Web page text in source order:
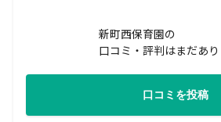
新町西保育園の
口コミ・評判はまだあ
口コミを投稿